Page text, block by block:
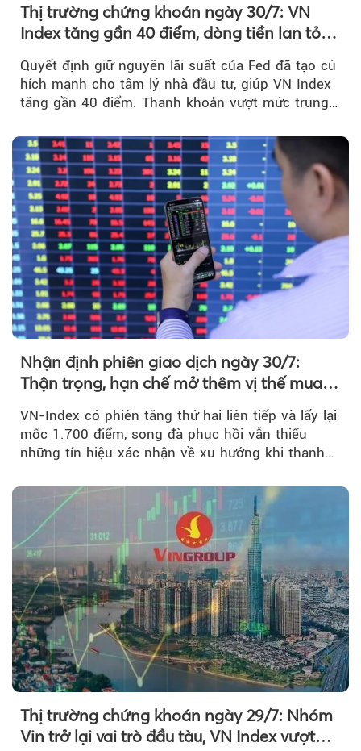
Thị trường chứng khoán ngày 30/7: VN
Index tăng gần 40 điểm, dòng tiền lan tỏa
Quyết định giữ nguyên lãi suất của Fed đã tạo cú
hích mạnh cho tâm lý nhà đầu tư, giúp VN Index
tăng gần 40 điểm. Thanh khoản vượt mức trung
Nhận định phiên giao dịch ngày 30/7:
Thận trọng, hạn chế mở thêm vị thế mua
VN-Index có phiên tăng thứ hai liên tiếp và lấy lại
mốc 1.700 điểm, song đà phục hồi vẫn thiếu
những tín hiệu xác nhận về xu hướng khi thanh
Thị trường chứng khoán ngày 29/7: Nhóm
Vin trở lại vai trò đầu tàu, VN Index vượt